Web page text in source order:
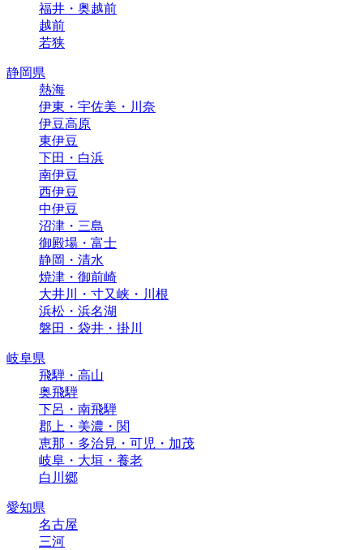
福井・奥越前
越前
若狭
静岡県
熱海
伊東・宇佐美・川奈
伊豆高原
東伊豆
下田・白浜
南伊豆
西伊豆
中伊豆
沼津・三島
御殿場・富士
静岡・清水
焼津・御前崎
大井川・寸又峡・川根
浜松・浜名湖
磐田・袋井・掛川
岐阜県
飛騨・高山
奥飛騨
下呂・南飛騨
郡上・美濃・関
恵那・多治見・可児・加茂
岐阜・大垣・養老
白川郷
愛知県
名古屋
三河